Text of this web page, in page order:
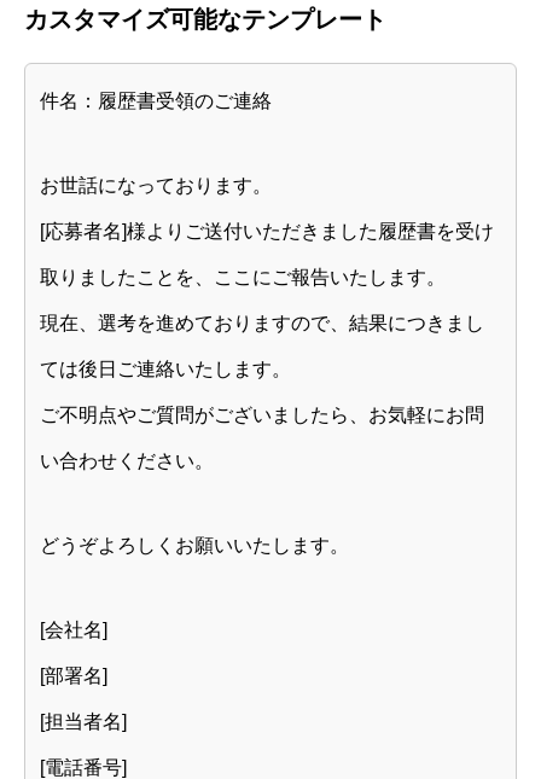
カスタマイズ可能なテンプレート
件名：履歴書受領のご連絡
お世話になっております。
[応募者名]様よりご送付いただきました履歴書を受け
取りましたことを、ここにご報告いたします。
現在、選考を進めておりますので、結果につきまし
ては後日ご連絡いたします。
ご不明点やご質問がございましたら、お気軽にお問
い合わせください。
どうぞよろしくお願いいたします。
[会社名]
[部署名]
[担当者名]
[電話番号]